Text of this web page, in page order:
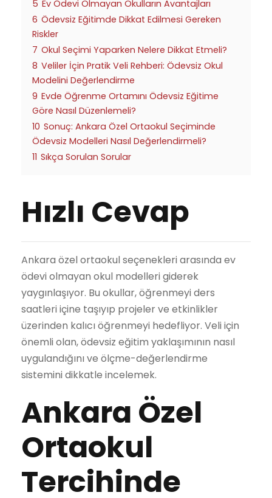
5 Ev Ödevi Olmayan Okulların Avantajları
6 Ödevsiz Eğitimde Dikkat Edilmesi Gereken
Riskler
7 Okul Seçimi Yaparken Nelere Dikkat Etmeli?
8 Veliler İçin Pratik Veli Rehberi: Ödevsiz Okul
Modelini Değerlendirme
9 Evde Öğrenme Ortamını Ödevsiz Eğitime
Göre Nasıl Düzenlemeli?
10 Sonuç: Ankara Özel Ortaokul Seçiminde
Ödevsiz Modelleri Nasıl Değerlendirmeli?
11 Sıkça Sorulan Sorular
Hızlı Cevap
Ankara özel ortaokul seçenekleri arasında ev
ödevi olmayan okul modelleri giderek
yaygınlaşıyor. Bu okullar, öğrenmeyi ders
saatleri içine taşıyıp projeler ve etkinlikler
üzerinden kalıcı öğrenmeyi hedefliyor. Veli için
önemli olan, ödevsiz eğitim yaklaşımının nasıl
uygulandığını ve ölçme-değerlendirme
sistemini dikkatle incelemek.
Ankara Özel
Ortaokul
Tercihinde